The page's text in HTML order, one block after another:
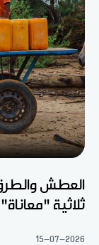
العطش
ثلاثية
15-07-2026